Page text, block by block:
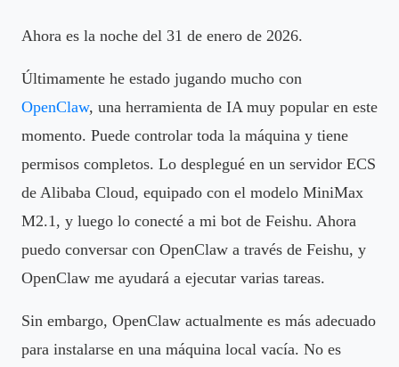
Ahora es la noche del 31 de enero de 2026.
Últimamente he estado jugando mucho con
OpenClaw, una herramienta de IA muy popular en este
momento. Puede controlar toda la máquina y tiene
permisos completos. Lo desplegué en un servidor ECS
de Alibaba Cloud, equipado con el modelo MiniMax
M2.1, y luego lo conecté a mi bot de Feishu. Ahora
puedo conversar con OpenClaw a través de Feishu, y
OpenClaw me ayudará a ejecutar varias tareas.
Sin embargo, OpenClaw actualmente es más adecuado
para instalarse en una máquina local vacía. No es